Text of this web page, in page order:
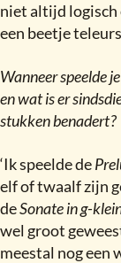
niet altijd logisch
een beetje
Wanneer speelde
en wat is er
stukken benadert?
‘Ik speelde de
elf of twaalf zijn
deSonate in g-
wel groot
meestal nog een